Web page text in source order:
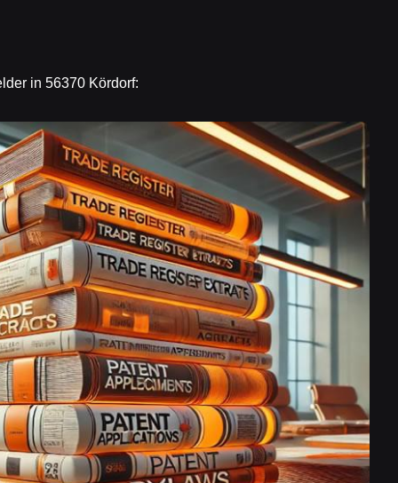
in 56370 Kördorf: